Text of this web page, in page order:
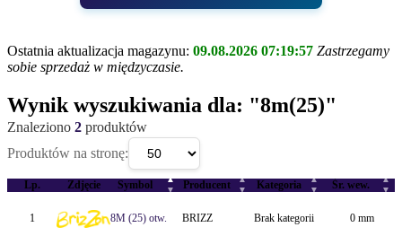
Biurem Obsługi Klienta QUAY
QUAY Suchy Las, ul.Kwarcowa 6
Ostatnia aktualizacja magazynu: 09.08.2026 07:19:57 Zastrzegamy
sobie sprzedaż w międzyczasie.
Wynik wyszukiwania dla: "8m(25)"
Znaleziono 2 produktów
Produktów na stronę:
Lp. Zdjęcie Symbol
▲
▼
Producent
▲
▼
Kategoria
▲
▼
Śr. wew.
▲
▼
1 8M (25) otw. BRIZZ Brak kategorii 0 mm